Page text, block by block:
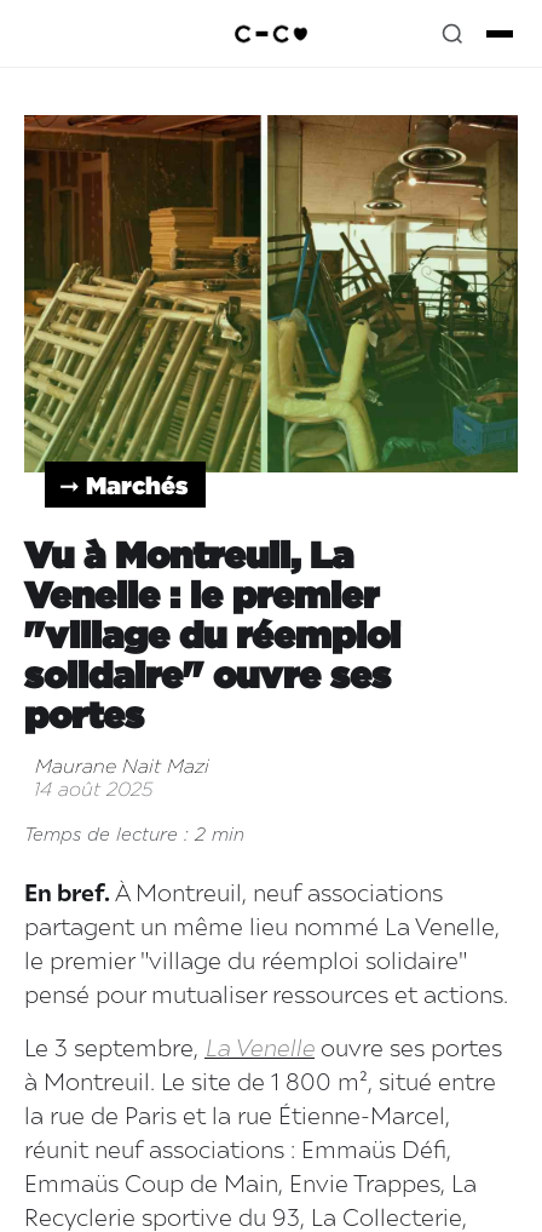
➞ Marchés
Vu à Montreuil, La
Venelle : le premier
"village du réemploi
solidaire" ouvre ses
portes
Maurane Nait Mazi
14 août 2025
Temps de lecture : 2 min
En bref. À Montreuil, neuf associations
partagent un même lieu nommé La Venelle,
le premier "village du réemploi solidaire"
pensé pour mutualiser ressources et actions.
Le 3 septembre, La Venelle ouvre ses portes
à Montreuil. Le site de 1 800 m², situé entre
la rue de Paris et la rue Étienne-Marcel,
réunit neuf associations : Emmaüs Défi,
Emmaüs Coup de Main, Envie Trappes, La
Recyclerie sportive du 93, La Collecterie,